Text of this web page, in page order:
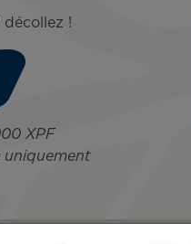
décollez !
XPF
uniquement